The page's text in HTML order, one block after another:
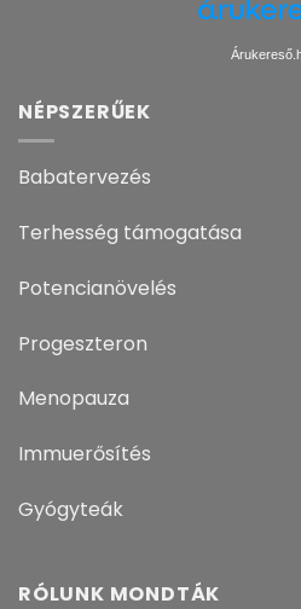
NÉPSZERŰEK
Babatervezés
Terhesség támogatása
Potencianövelés
Progeszteron
Menopauza
Immuerősítés
Gyógyteák
RÓLUNK MONDTÁK